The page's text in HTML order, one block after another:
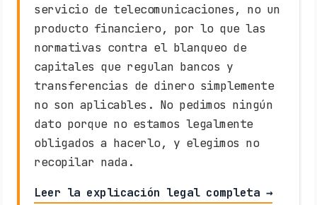
servicio de telecomunicaciones, no un
producto financiero, por lo que las
normativas contra el blanqueo de
capitales que regulan bancos y
transferencias de dinero simplemente
no son aplicables. No pedimos ningún
dato porque no estamos legalmente
obligados a hacerlo, y elegimos no
recopilar nada.
Leer la explicación legal completa →